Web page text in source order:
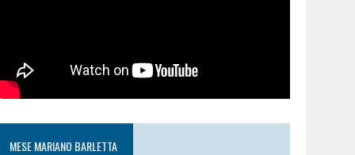
MESE MARIANO BARLETTA